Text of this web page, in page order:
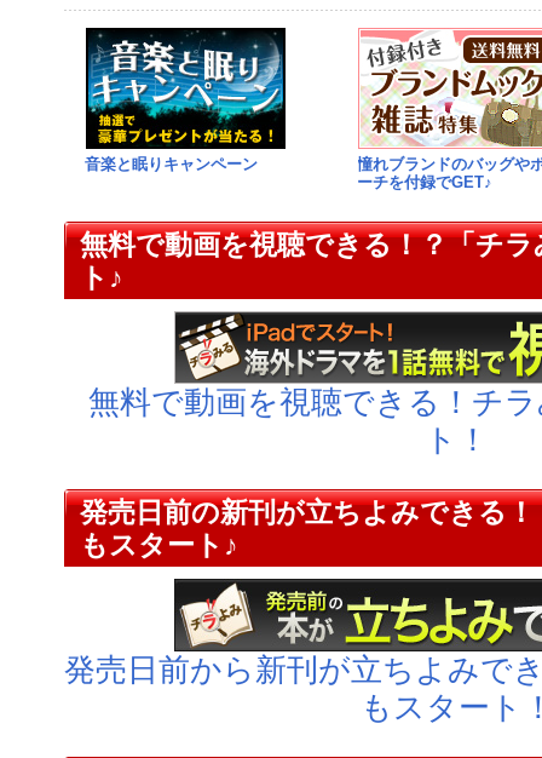
音楽と眠りキャンペーン
憧れブランドのバッグや
ーチを付録でGET♪
無料で動画を視聴できる！？「チ
ト♪
無料で動画を視聴できる！チ
ト！
発売日前の新刊が立ちよみできる
もスタート♪
発売日前から新刊が立ちよみで
もスタート